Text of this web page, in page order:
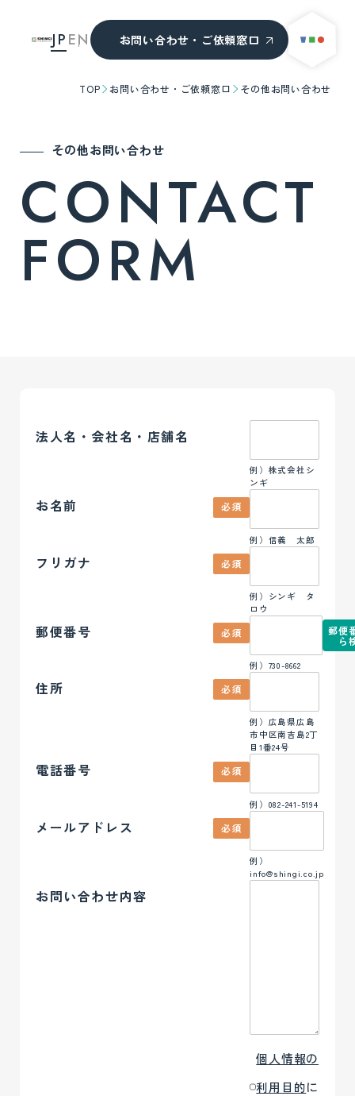
JPEN お問い合わせ・ご依頼窓口
TOP お問い合わせ・ご依頼窓口 その他お問い合わせ
その他お問い合わせ
CONTACT
FORM
法人名・会社名・店舗名
例）株式会社シ
ンギ
お名前 必須
例）信義 太郎
フリガナ 必須
例）シンギ タ
ロウ
郵便番号 必須 郵便
ら
例）730-8662
住所 必須
例）広島県広島
市中区南吉島2丁
目1番24号
電話番号 必須
例）082-241-5194
メールアドレス 必須
例）
info@shingi.co.jp
お問い合わせ内容
個人情報の
利用目的に